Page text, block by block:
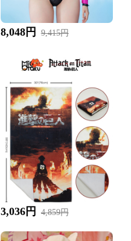
8,048円 9,415円
3,036円 4,859円